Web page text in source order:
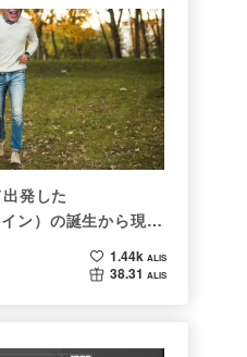
発した
ン）の誕生から現在
性🐶
1.44k ALIS
38.31 ALIS